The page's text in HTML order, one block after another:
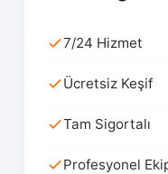
7/24 Hizmet
Ücretsiz Keşif
Tam Sigortalı
Profesyonel